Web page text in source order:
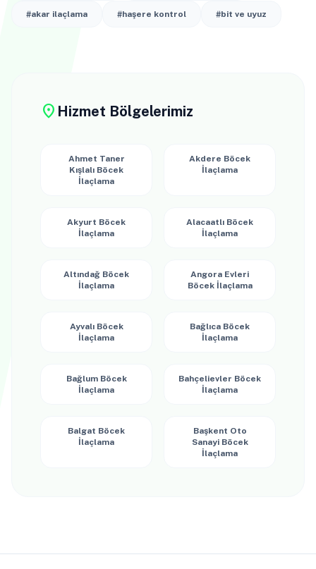
#akar ilaçlama #haşere kontrol #bit ve uyuz
location_on Hizmet Bölgelerimiz
Ahmet Taner
Kışlalı Böcek
İlaçlama
Akdere Böcek
İlaçlama
Akyurt Böcek
İlaçlama
Alacaatlı Böcek
İlaçlama
Altındağ Böcek
İlaçlama
Angora Evleri
Böcek İlaçlama
Ayvalı Böcek
İlaçlama
Bağlıca Böcek
İlaçlama
Bağlum Böcek
İlaçlama
Bahçelievler Böcek
İlaçlama
Balgat Böcek
İlaçlama
Başkent Oto
Sanayi Böcek
İlaçlama